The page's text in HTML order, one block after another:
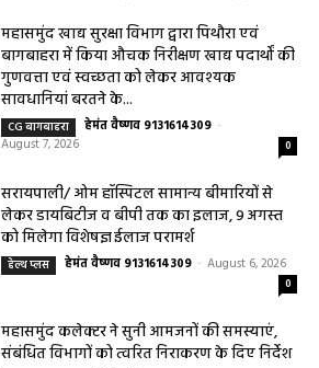
महासमुंद खाद्य सुरक्षा विभाग द्वारा पिथौरा एवं
बागबाहरा में किया औचक निरीक्षण खाद्य पदार्थों की
गुणवत्ता एवं स्वच्छता को लेकर आवश्यक
सावधानियां बरतने के...
CG बागबाहरा हेमंत वैष्णव 9131614309 -
August 7, 2026
0
सरायपाली/ ओम हॉस्पिटल सामान्य बीमारियों से
लेकर डायबिटीज व बीपी तक का इलाज, 9 अगस्त
को मिलेगा विशेषज्ञ ईलाज परामर्श
हेल्थ प्लस हेमंत वैष्णव 9131614309 - August 6, 2026
0
महासमुंद कलेक्टर ने सुनी आमजनों की समस्याएं,
संबंधित विभागों को त्वरित निराकरण के दिए निर्देश